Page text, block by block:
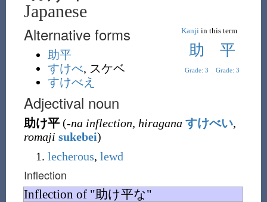
Japanese
Kanji in this term
助 平
Grade: 3 Grade: 3
Alternative forms
助平
すけべ, スケベ
すけべえ
Adjectival noun
助け平 (-na inflection, hiragana すけべい,
romaji sukebei)
lecherous, lewd
Inflection
Inflection of "助け平な"